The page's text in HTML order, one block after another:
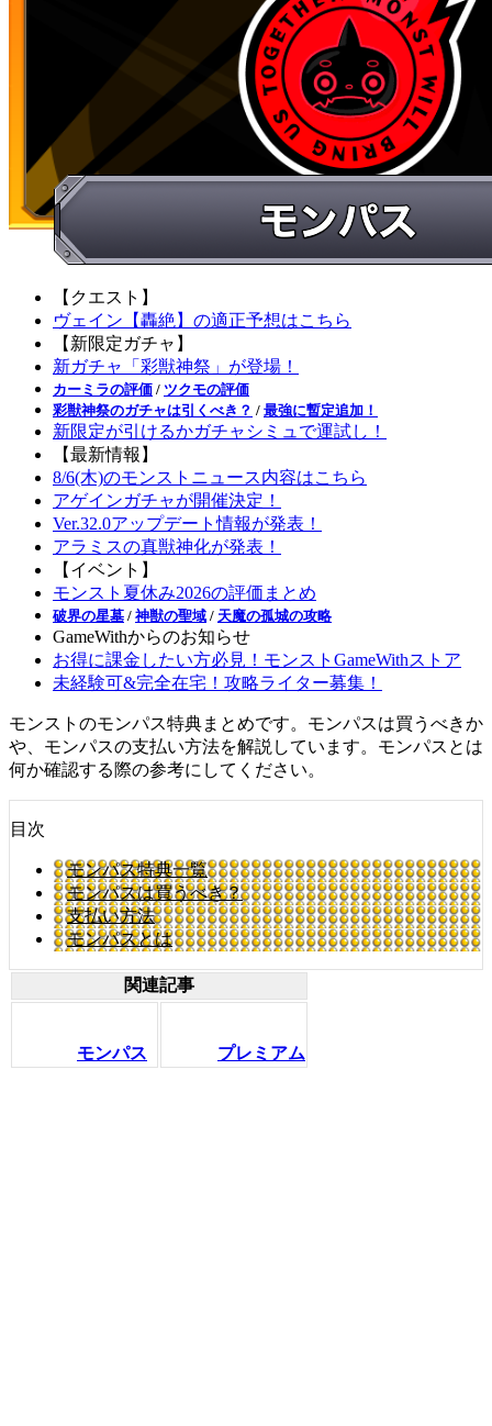
【クエスト】
ヴェイン【轟絶】の適正予想はこちら
【新限定ガチャ】
新ガチャ「彩獣神祭」が登場！
カーミラの評価 / ツクモの評価
彩獣神祭のガチャは引くべき？ / 最強に暫定追加！
新限定が引けるかガチャシミュで運試し！
【最新情報】
8/6(木)のモンストニュース内容はこちら
アゲインガチャが開催決定！
Ver.32.0アップデート情報が発表！
アラミスの真獣神化が発表！
【イベント】
モンスト夏休み2026の評価まとめ
破界の星墓 / 神獣の聖域 / 天魔の孤城の攻略
GameWithからのお知らせ
お得に課金したい方必見！モンストGameWithストア
未経験可&完全在宅！攻略ライター募集！
モンストのモンパス特典まとめです。モンパスは買うべきか
や、モンパスの支払い方法を解説しています。モンパスとは
何か確認する際の参考にしてください。
目次
モンパス特典一覧
モンパスは買うべき？
支払い方法
モンパスとは
関連記事
モンパス プレミアム